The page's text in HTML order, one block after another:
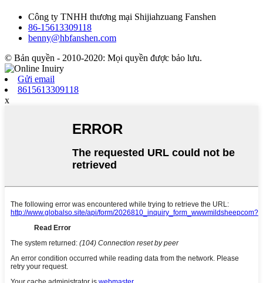
Công ty TNHH thương mại Shijiahzuang Fanshen
86-15613309118
benny@hbfanshen.com
© Bản quyền - 2010-2020: Mọi quyền được bảo lưu.
Gửi email
8615613309118
x